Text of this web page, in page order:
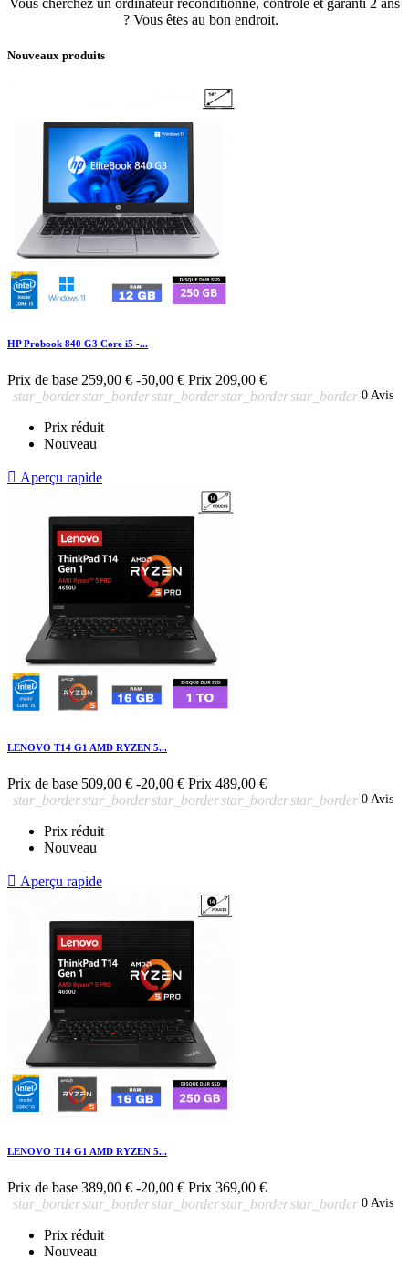
? Vous êtes au bon endroit.
Nouveaux produits
HP Probook 840 G3 Core i5 -...
Prix de base 259,00 € -50,00 € Prix 209,00 €
star_borderstar_borderstar_borderstar_borderstar_border 0 Avis
Prix réduit
Nouveau
 Aperçu rapide
LENOVO T14 G1 AMD RYZEN 5...
Prix de base 509,00 € -20,00 € Prix 489,00 €
star_borderstar_borderstar_borderstar_borderstar_border 0 Avis
Prix réduit
Nouveau
 Aperçu rapide
LENOVO T14 G1 AMD RYZEN 5...
Prix de base 389,00 € -20,00 € Prix 369,00 €
star_borderstar_borderstar_borderstar_borderstar_border 0 Avis
Prix réduit
Nouveau